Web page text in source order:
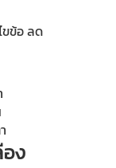
ขข้อ ลด
ง